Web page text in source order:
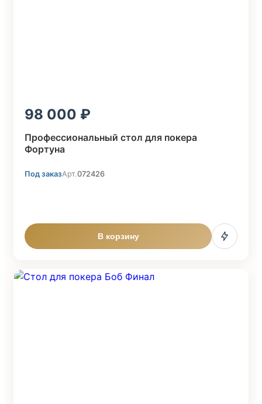
98 000
Профессиональный стол для покера
Фортуна
Под заказАрт.072426
В корзину